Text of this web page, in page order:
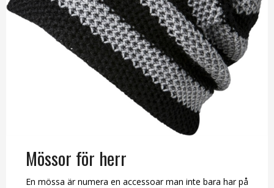
Mössor för herr
En mössa är numera en accessoar man inte bara har på